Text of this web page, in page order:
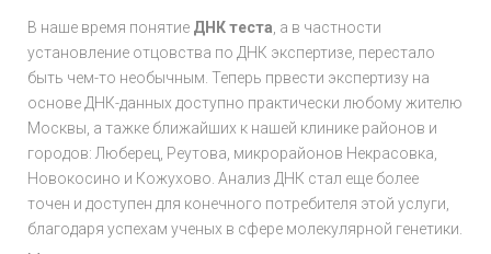
В наше время понятие ДНК теста, а в частности
установление отцовства по ДНК экспертизе, перестало
быть чем-то необычным. Теперь првести экспертизу на
основе ДНК-данных доступно практически любому жителю
Москвы, а тажке ближайших к нашей клинике районов и
городов: Люберец, Реутова, микрорайонов Некрасовка,
Новокосино и Кожухово. Анализ ДНК стал еще более
точен и доступен для конечного потребителя этой услуги,
благодаря успехам ученых в сфере молекулярной генетики.